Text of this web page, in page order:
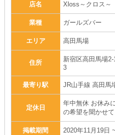
店名 Xloss～クロス～
業種 ガールズバー
エリア 高田馬場
住所
新宿区高田馬場
3
最寄り駅 JR山手線 高田馬
定休日
年中無休 お休み
の希望を聞かせ
掲載期間 2020年11月19日